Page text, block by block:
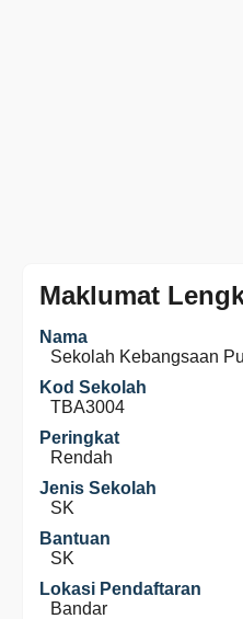
Maklumat
Nama
Sekolah Kebangsaan
Kod Sekolah
TBA3004
Peringkat
Rendah
Jenis Sekolah
SK
Bantuan
SK
Lokasi Pendaftaran
Bandar